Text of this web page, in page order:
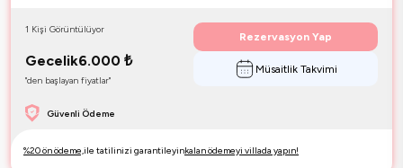
Güvenli Ödeme
Gecelik6.000 ₺
"den başlayan fiyatlar"
1 Kişi Görüntülüyor
Rezervasyon Yap
Müsaitlik Takvimi
%20 ön ödeme,ile tatilinizi garantileyinkalan ödemeyi villada yapın!